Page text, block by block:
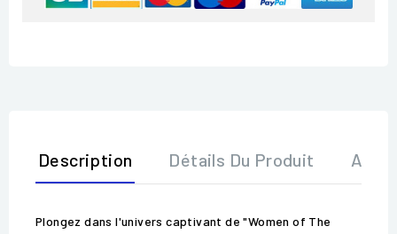
Description Détails Du Produit Avis
Plongez dans l'univers captivant de "Women of The